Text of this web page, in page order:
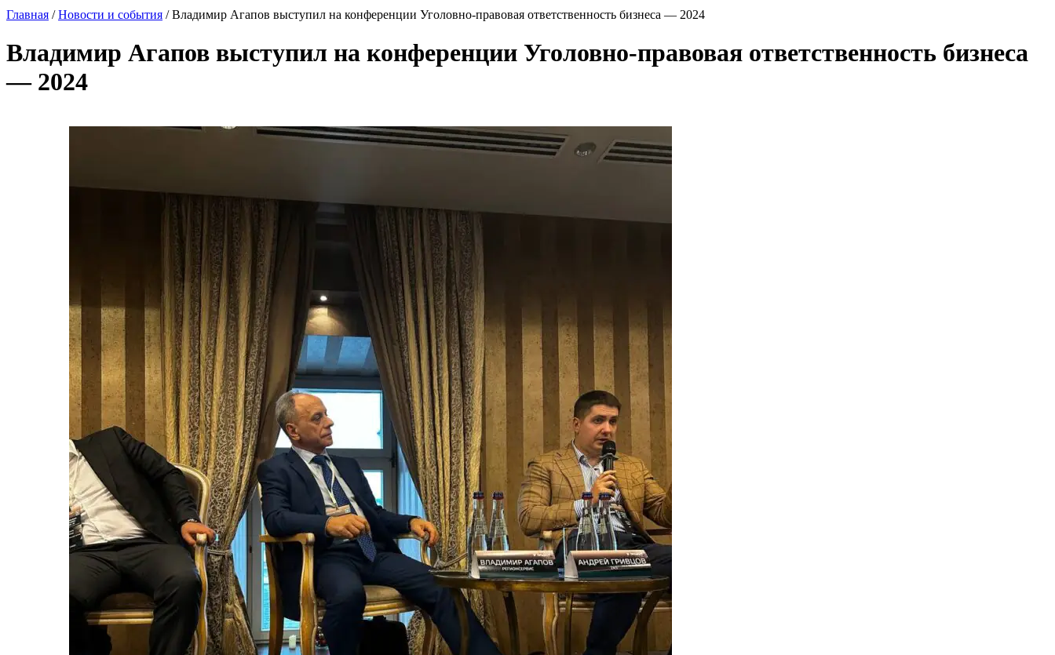
Главная /Новости и события /Владимир Агапов выступил на конференции Уголовно-правовая ответственность бизнеса — 2024
Владимир Агапов выступил на конференции Уголовно-правовая ответственность бизнеса
— 2024